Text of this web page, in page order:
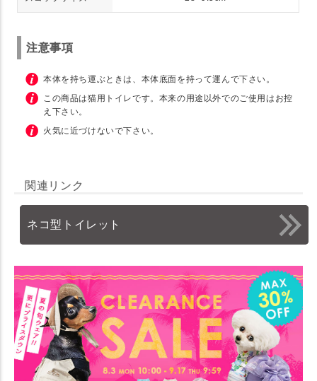
注意事項
本体を持ち運ぶときは、本体底面を持って運んで下さい。
この商品は猫用トイレです。本来の用途以外でのご使用はお控
え下さい。
火気に近づけないで下さい。
関連リンク
ネコ型トイレット